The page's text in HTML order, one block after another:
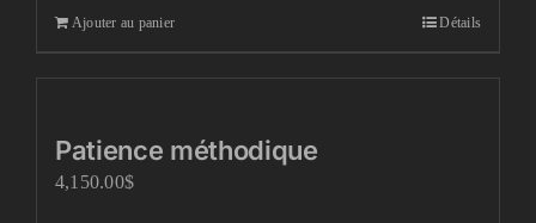
Ajouter au panier Détails
Patience méthodique
4,150.00$